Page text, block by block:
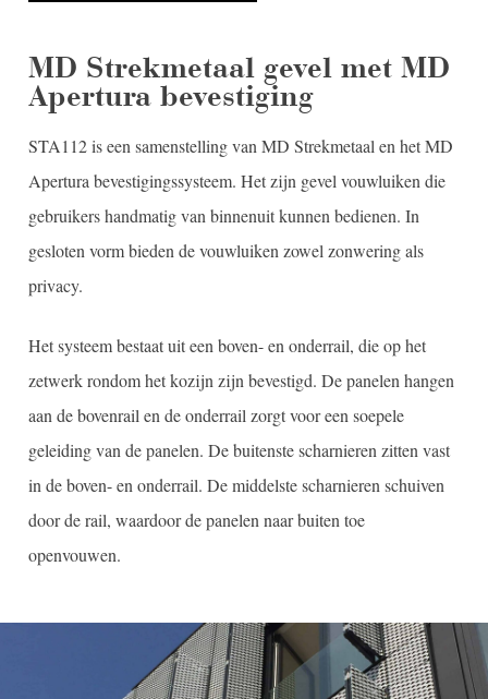
MD Strekmetaal gevel met MD
Apertura bevestiging
STA112 is een samenstelling van MD Strekmetaal en het MD
Apertura bevestigingssysteem. Het zijn gevel vouwluiken die
gebruikers handmatig van binnenuit kunnen bedienen. In
gesloten vorm bieden de vouwluiken zowel zonwering als
privacy.
Het systeem bestaat uit een boven- en onderrail, die op het
zetwerk rondom het kozijn zijn bevestigd. De panelen hangen
aan de bovenrail en de onderrail zorgt voor een soepele
geleiding van de panelen. De buitenste scharnieren zitten vast
in de boven- en onderrail. De middelste scharnieren schuiven
door de rail, waardoor de panelen naar buiten toe
openvouwen.